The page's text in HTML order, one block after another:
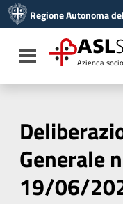
Vai al menu di
Vai al footer
Regione Autonoma
Toggle navigation
ASL
Azienda
Generale
19/06/